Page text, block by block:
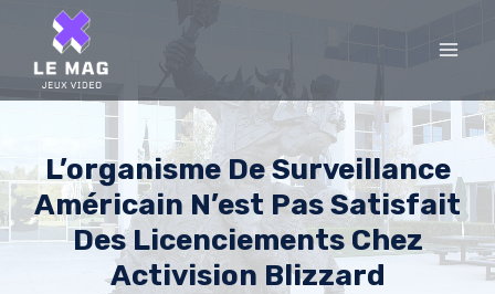
content
L’organisme De Surveillance
Américain N’est Pas Satisfait
Des Licenciements Chez
Activision Blizzard